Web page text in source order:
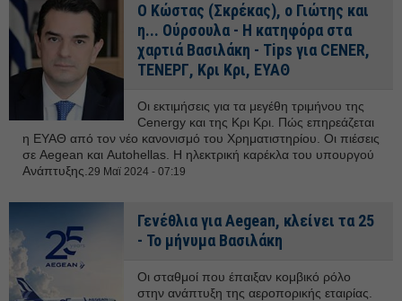
O Κώστας (Σκρέκας), ο Γιώτης και
η... Ούρσουλα - Η κατηφόρα στα
χαρτιά Βασιλάκη - Tips για CENER,
ΤΕΝΕΡΓ, Κρι Κρι, ΕΥΑΘ
Οι εκτιμήσεις για τα μεγέθη τριμήνου της
Cenergy και της Κρι Κρι. Πώς επηρεάζεται
η ΕΥΑΘ από τον νέο κανονισμό του Χρηματιστηρίου. Οι πιέσεις
σε Aegean και Autohellas. Η ηλεκτρική καρέκλα του υπουργού
Ανάπτυξης. 29 Μαϊ 2024 - 07:19
Γενέθλια για Aegean, κλείνει τα 25
- Το μήνυμα Βασιλάκη
Οι σταθμοί που έπαιξαν κομβικό ρόλο
στην ανάπτυξη της αεροπορικής εταιρίας.